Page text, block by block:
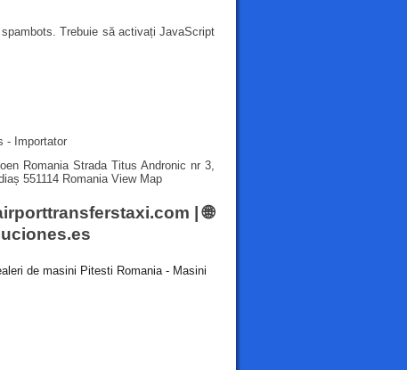
Trebuie să activați JavaScript
- Importator
Romania Strada Titus Andronic nr 3,
551114 RomaniaView Map
| 🌐
de masini Pitesti Romania - Masini